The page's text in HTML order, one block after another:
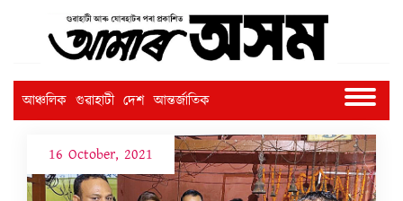
আঞ্চলিক গুৱাহাটী দেশ আন্তৰ্জাতিক
16 October, 2021